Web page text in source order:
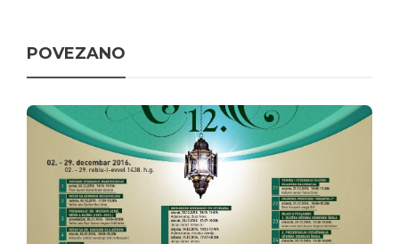
POVEZANO